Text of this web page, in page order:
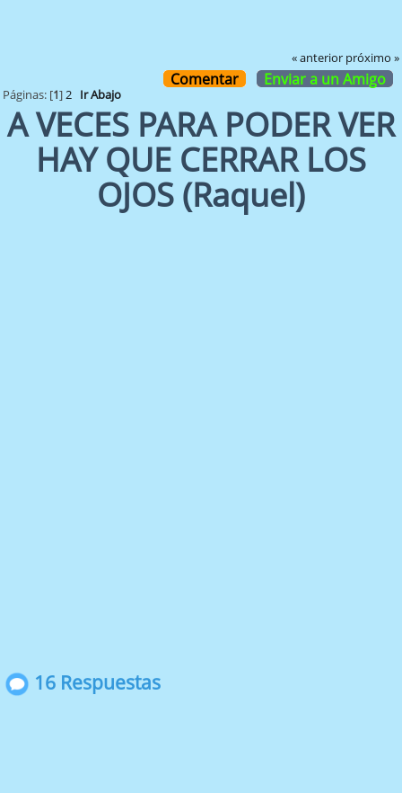
« anterior próximo »
Comentar Enviar a un Amigo
Páginas: [1]2 Ir Abajo
A VECES PARA PODER VER
HAY QUE CERRAR LOS
OJOS (Raquel)
16 Respuestas